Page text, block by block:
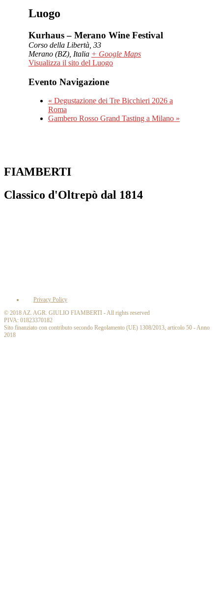
Luogo
Kurhaus – Merano Wine Festival
Corso della Libertà, 33
Merano (BZ) Italia + Google Maps
Visualizza il sito del Luogo
Evento Navigazione
« Degustazione dei Tre Bicchieri 2026 a
Roma
Gambero Rosso Grand Tasting a Milano »
FIAMBERTI
Classico d'Oltrepò dal 1814
Privacy Policy
© 2018 AZ. AGR. GIULIO FIAMBERTI - All rights reserved
PIVA: 01823370182
Sito finanziato con contributo secondo Regolamento (UE) 1308/2013, articolo 50 - Anno
2018